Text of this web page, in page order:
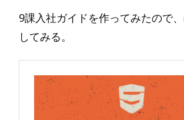
9課入社ガイドを作ってみたので
してみる。